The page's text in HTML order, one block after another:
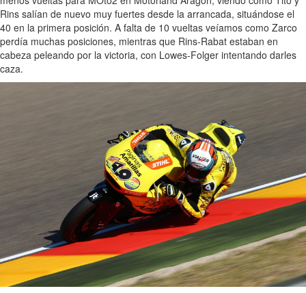
Rins salían de nuevo muy fuertes desde la arrancada, situándose el
40 en la primera posición. A falta de 10 vueltas veíamos como Zarco
perdía muchas posiciones, mientras que Rins-Rabat estaban en
cabeza peleando por la victoria, con Lowes-Folger intentando darles
caza.